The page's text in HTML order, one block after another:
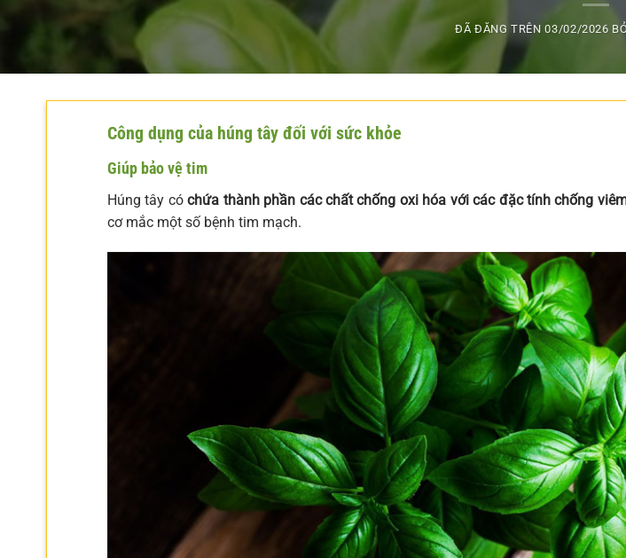
ĐÃ ĐĂNG TRÊN03/02/2026
Công dụng của húng tây đối với sức khỏe
Giúp bảo vệ tim
Húng tây cóchứa thành phần các chất chống oxi hóa với các đặc tính chống
cơ mắc một số bệnh tim mạch.